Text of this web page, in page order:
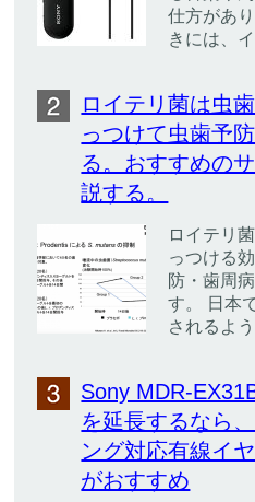
仕方があ
きには、
ロイテリ菌は虫
っつけて虫歯予
る。おすすめの
説する。
ロイテリ
っつける
防・歯周
す。 日本
されるよ
Sony MDR-
を延長するなら
ング対応有線イ
がおすすめ